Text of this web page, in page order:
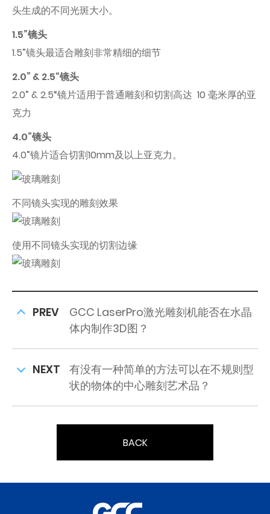
头生成的不同光斑大小。
1.5”镜头
1.5”镜头最适合雕刻非常精细的细节
2.0” & 2.5“镜头
2.0” & 2.5“镜片适用于普通雕刻和切割高达 10 毫米厚的亚
克力
4.0”镜头
4.0”镜片适合切割10mm及以上亚克力。
不同镜头实现的雕刻效果
使用不同镜头实现的切割边缘
PREV
GCC LaserPro激光雕刻机能否在水晶
体内制作3D图？
NEXT
有没有一种简单的方法可以在不规则型
状的物体的中心雕刻艺术品？
BACK